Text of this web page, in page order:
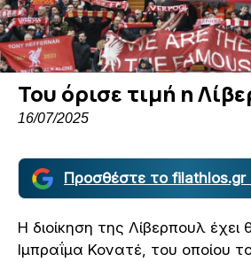
Του όρισε τιμή η
16/07/2025
Προσθέστε το filathlos.gr
Η διοίκηση της Λίβερπουλ έχει
Ιμπραΐμα Κονατέ, του οποίου